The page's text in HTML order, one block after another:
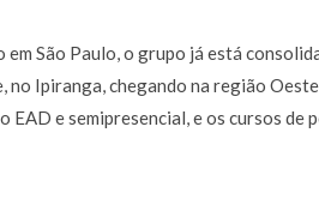
São Paulo, o grupo já está
no Ipiranga, chegando na região
EAD e semipresencial, e os cursos